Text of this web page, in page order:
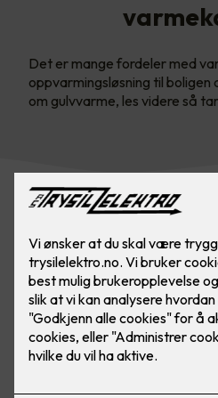
Det er mange fordeler med
oppvarmingsløsning til boligen
om gulvvarme, les videre så